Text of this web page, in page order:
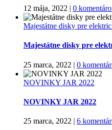
12 mája, 2022 | 0
Majestátne disky pre
Majestátne disky pre
25 marca, 2022 | 0
NOVINKY JAR 2022
NOVINKY JAR 2022
25 marca, 2022 | 6